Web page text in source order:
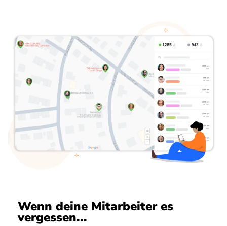
Wenn deine Mitarbeiter es
vergessen...